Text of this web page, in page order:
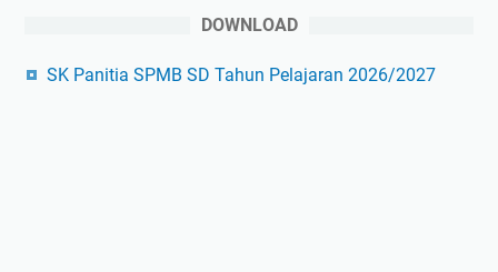
DOWNLOAD
SK Panitia SPMB SD Tahun Pelajaran 2026/2027